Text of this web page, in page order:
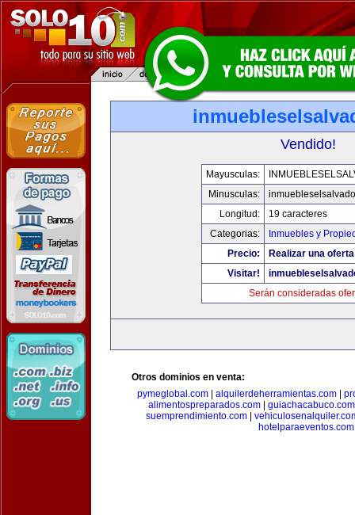
Vendido!
Mayusculas:
Minusculas:
Longitud:
19 caracteres
Categorias:
Inmuebles y
Precio:
Realizar una
Visitar!
Serán consideradas
Otros dominios en venta:
pymeglobal.com| alquilerdeherramientas.com|
alimentospreparados.com| guiachacabuco.com
suemprendimiento.com|
hotelparaeventos.com